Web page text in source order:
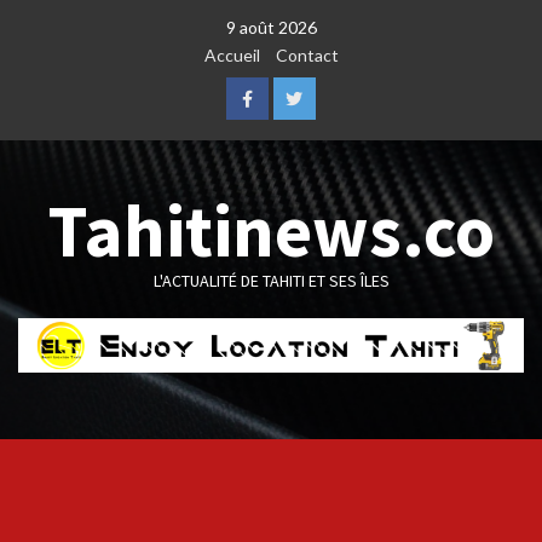
9 août 2026
Accueil
Contact
FacebookTwitter
Tahitinews.co
L'ACTUALITÉ DE TAHITI ET SES ÎLES